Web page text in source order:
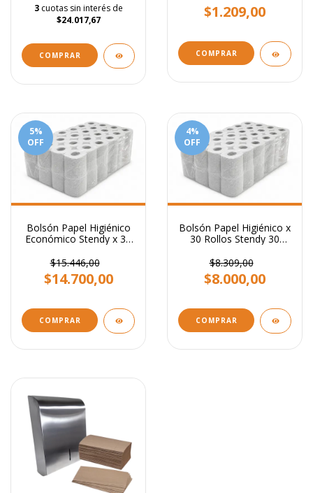
3 cuotas sin interés de
$24.017,67
$1.209,00
COMPRAR
5%
OFF
Bolsón Papel Higiénico
Económico Stendy x 30
Uno Ideal para Hogar y
Negocios
$15.446,00
$14.700,00
4%
OFF
Bolsón Papel Higiénico x
30 Rollos Stendy 30
para Hogar y Negocios
$8.309,00
$8.000,00